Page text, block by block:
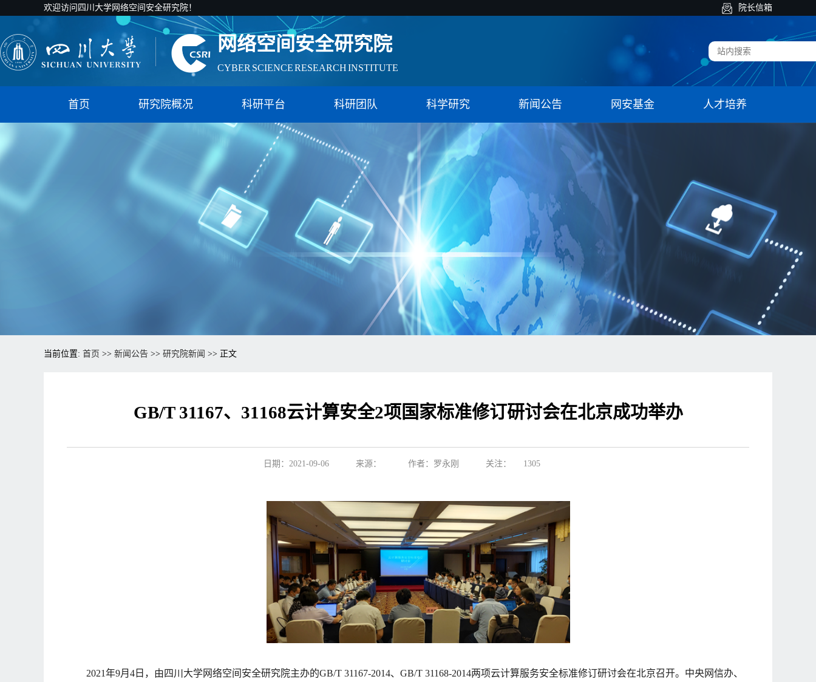
欢迎访问四川大学网络空间安全研究院！ 院长信箱
网络空间安全研究院
CYBER SCIENCE RESEARCH INSTITUTE
国家智能社会治理实验特色基地（教育）
首页 研究院概况 科研平台 科研团队 科学研究 新闻公告 网安基金 人才培养
当前位置: 首页 >> 新闻公告 >> 研究院新闻 >> 正文
GB/T 31167、31168云计算安全2项国家标准修订研讨会在北京成功举办
日期：2021-09-06 来源： 作者：罗永刚 关注： 1305
2021年9月4日，由四川大学网络空间安全研究院主办的GB/T 31167-2014、GB/T 31168-2014两项云计算服务安全标准修订研讨会在北京召开。中央网信办、